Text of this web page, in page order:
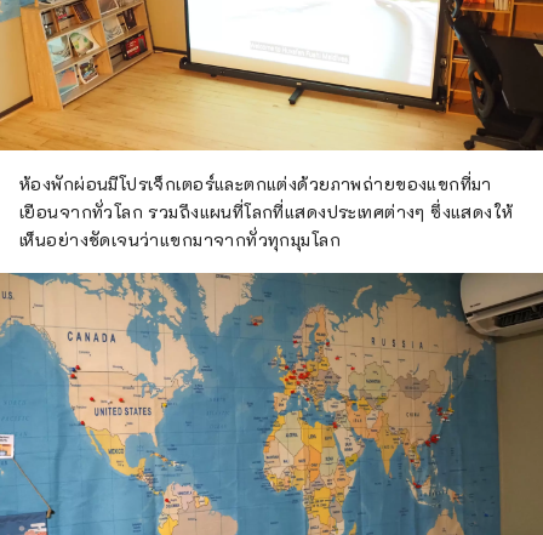
ห้องพักผ่อนมีโปรเจ็กเตอร์และตกแต่งด้วยภาพถ่ายของแขกที่มา
เยือนจากทั่วโลก รวมถึงแผนที่โลกที่แสดงประเทศต่างๆ ซึ่งแสดงให้
เห็นอย่างชัดเจนว่าแขกมาจากทั่วทุกมุมโลก